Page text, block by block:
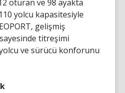
oturan ve 98 ayakta
yolcu kapasitesiyle
gelişmiş
titreşimi
ve sürücü konforunu